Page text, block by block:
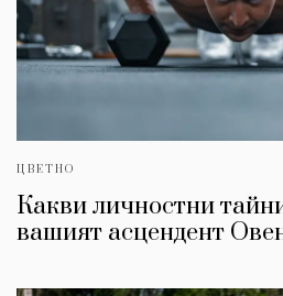
ЦВЕТНО
Какви личностни
вашият асцендент